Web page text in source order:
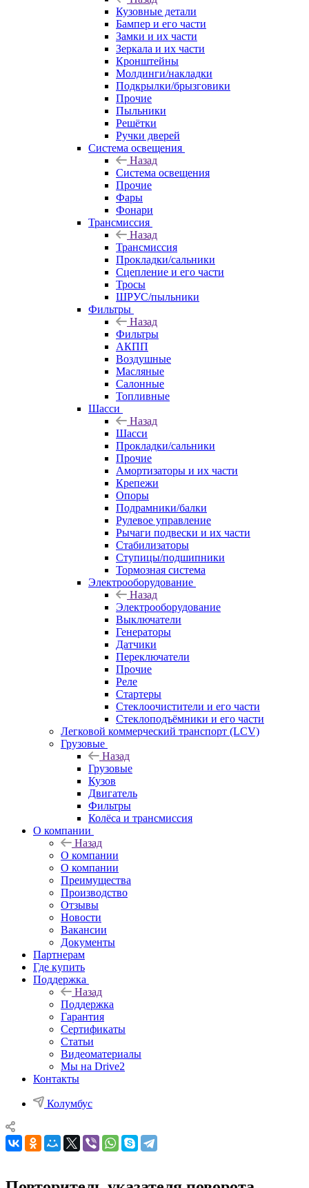
Кузовные детали
Бампер и его части
Замки и их части
Зеркала и их части
Кронштейны
Молдинги/накладки
Подкрылки/брызговики
Прочие
Пыльники
Решётки
Ручки дверей
Система освещения
Назад
Система освещения
Прочие
Фары
Фонари
Трансмиссия
Назад
Трансмиссия
Прокладки/сальники
Сцепление и его части
Тросы
ШРУС/пыльники
Фильтры
Назад
Фильтры
АКПП
Воздушные
Масляные
Салонные
Топливные
Шасси
Назад
Шасси
Прокладки/сальники
Прочие
Амортизаторы и их части
Крепежи
Опоры
Подрамники/балки
Рулевое управление
Рычаги подвески и их части
Стабилизаторы
Ступицы/подшипники
Тормозная система
Электрооборудование
Назад
Электрооборудование
Выключатели
Генераторы
Датчики
Переключатели
Прочие
Реле
Стартеры
Стеклоочистители и его части
Стеклоподъёмники и его части
Легковой коммерческий транспорт (LCV)
Грузовые
Назад
Грузовые
Кузов
Двигатель
Фильтры
Колёса и трансмиссия
О компании
Назад
О компании
О компании
Преимущества
Производство
Отзывы
Новости
Вакансии
Документы
Партнерам
Где купить
Поддержка
Назад
Поддержка
Гарантия
Сертификаты
Статьи
Видеоматериалы
Мы на Drive2
Контакты
Колумбус